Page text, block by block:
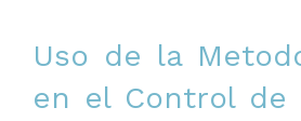
Uso de la
en el Control de